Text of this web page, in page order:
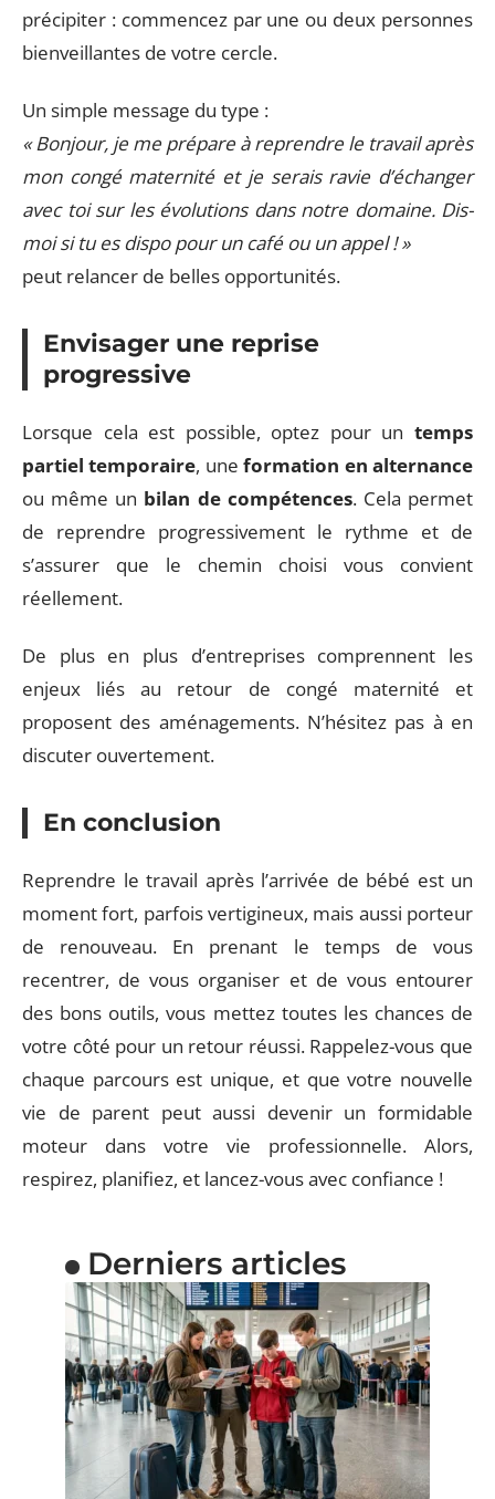
précipiter : commencez par une ou deux personnes
bienveillantes de votre cercle.
Un simple message du type :
« Bonjour, je me prépare à reprendre le travail après
mon congé maternité et je serais ravie d’échanger
avec toi sur les évolutions dans notre domaine. Dis-
moi si tu es dispo pour un café ou un appel ! »
peut relancer de belles opportunités.
Envisager une reprise
progressive
Lorsque cela est possible, optez pour un temps
partiel temporaire, uneformation en alternance
ou même un bilan de compétences. Cela permet
de reprendre progressivement le rythme et de
s’assurer que le chemin choisi vous convient
réellement.
De plus en plus d’entreprises comprennent les
enjeux liés au retour de congé maternité et
proposent des aménagements. N’hésitez pas à en
discuter ouvertement.
En conclusion
Reprendre le travail après l’arrivée de bébé est un
moment fort, parfois vertigineux, mais aussi porteur
de renouveau. En prenant le temps de vous
recentrer, de vous organiser et de vous entourer
des bons outils, vous mettez toutes les chances de
votre côté pour un retour réussi. Rappelez-vous que
chaque parcours est unique, et que votre nouvelle
vie de parent peut aussi devenir un formidable
moteur dans votre vie professionnelle. Alors,
respirez, planifiez, et lancez-vous avec confiance !
Derniers articles